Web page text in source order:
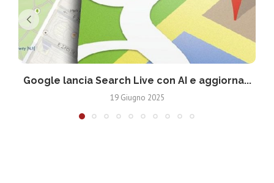
Google lancia Search Live con AI e aggiorna...
19 Giugno 2025